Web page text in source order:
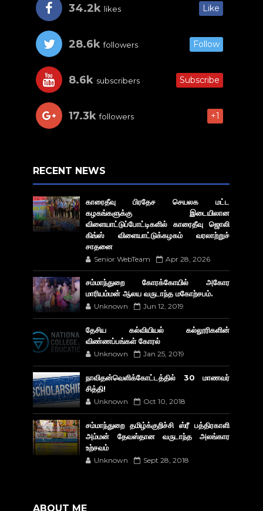
34.2k likes Like
28.6k followers Follow
8.6k subscribers Subscribe
17.3k followers +1
RECENT NEWS
காரைதீவு பிரதேச செயலக மட்ட
கழகங்களுக்கு இடையிலான
விளையாட்டுப்போட்டிகளில் காரைதீவு ஜொலி
கிங்ஸ் விளையாட்டுக்கழகம் வரலாற்றுச்
சாதனை
Senior WebTeam Apr 28, 2026
சம்மாந்துறை கோரக்கோயில் அகோர​
மாரியம்மன் ஆலய வருடாந்த மகோற்சபம்.
Unknown Jun 12, 2019
தேசிய கல்வியியல் கல்லூரிகளின்
விண்ணப்பங்கள் கோரல்
Unknown Jan 25, 2019
நாவிதன்வெளிக்கோட்டத்தில் 30 மாணவர்
சித்தி!
Unknown Oct 10, 2018
சம்மாந்துறை தமிழ்க்குறிச்சி ஸ்ரீ பத்திரகாளி
அம்மன் தேவஸ்தான வருடாந்த அலங்கார
உற்சவம்
Unknown Sept 28, 2018
ABOUT ME